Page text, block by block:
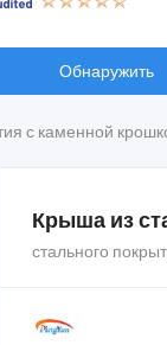
Обнаружить
с каменной
Крыша из
стального